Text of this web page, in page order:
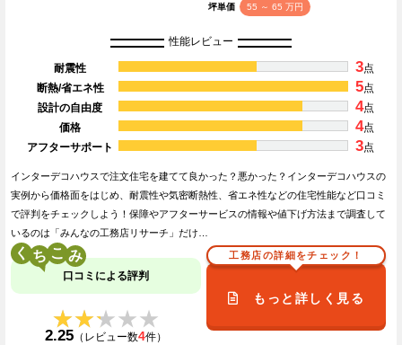
坪単価 55 ～ 65 万円
性能レビュー
耐震性 3点
断熱/省エネ性
5点
設計の自由度
4点
価格
4点
アフターサポート
3点
インターデコハウスで注文住宅を建てて良かった？悪かった？インターデコハウスの
実例から価格面をはじめ、耐震性や気密断熱性、省エネ性などの住宅性能など口コミ
で評判をチェックしよう！保障やアフターサービスの情報や値下げ方法まで調査して
いるのは「みんなの工務店リサーチ」だけ…
く こ
口コミによる評判
★★★★★
★★★★★
2.25 （レビュー数4件）
工務店の詳細をチェック！
もっと詳しく見る